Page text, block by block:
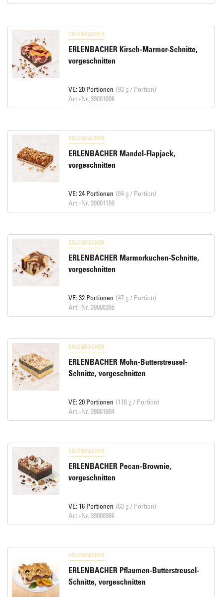
ERLENBACHER
ERLENBACHER Kirsch-Marmor-Schnitte,
vorgeschnitten
VE: 20 Portionen (93 g / Portion)
Art.-Nr. 39001006
ERLENBACHER
ERLENBACHER Mandel-Flapjack,
vorgeschnitten
VE: 24 Portionen (84 g / Portion)
Art.-Nr. 39001150
ERLENBACHER
ERLENBACHER Marmorkuchen-Schnitte,
vorgeschnitten
VE: 32 Portionen (47 g / Portion)
Art.-Nr. 39000355
ERLENBACHER
ERLENBACHER Mohn-Butterstreusel-
Schnitte, vorgeschnitten
VE: 20 Portionen (118 g / Portion)
Art.-Nr. 39001004
ERLENBACHER
ERLENBACHER Pecan-Brownie,
vorgeschnitten
VE: 16 Portionen (63 g / Portion)
Art.-Nr. 39000986
ERLENBACHER
ERLENBACHER Pflaumen-Butterstreusel-
Schnitte, vorgeschnitten